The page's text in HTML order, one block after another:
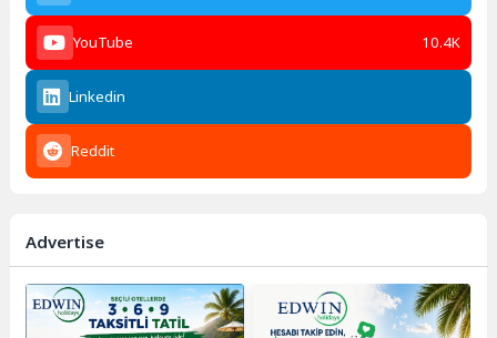
YouTube 10.4K
Linkedin
Reddit
Advertise